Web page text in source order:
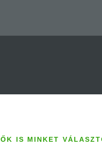
ŐK IS MINKET